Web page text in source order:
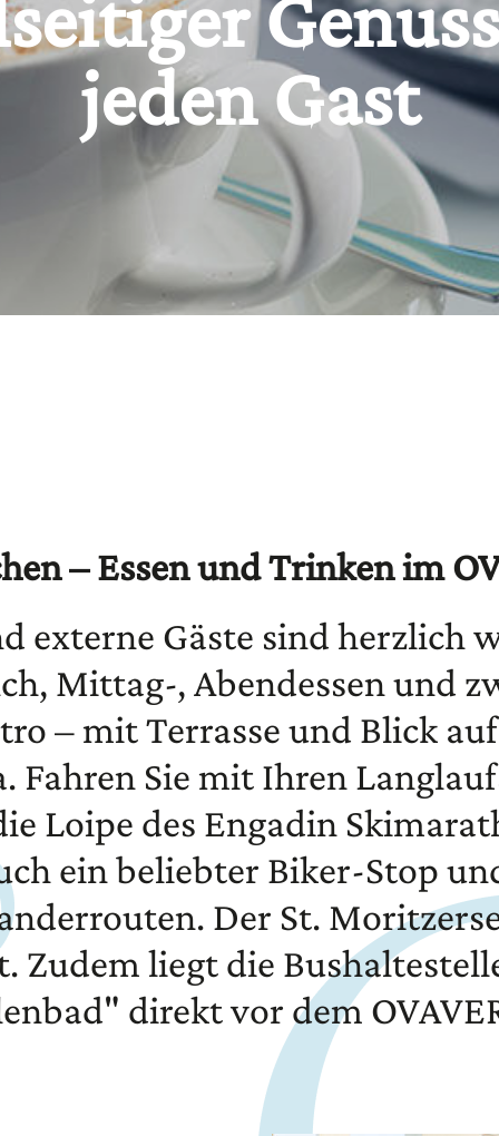
jeden Gast
– Essen und Trinken im
externe Gäste sind herzlich
Mittag-, Abendessen und
– mit Terrasse und Blick
Fahren Sie mit Ihren
Loipe des Engadin
ein beliebter Biker-Stop
Der St.
Zudem liegt die
direkt vor dem